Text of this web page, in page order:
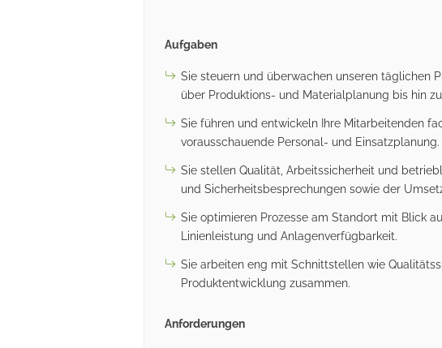
Aufgaben
Sie steuern und überwachen unseren täglichen
über Produktions- und Materialplanung bis hin
Sie führen und entwickeln Ihre Mitarbeitenden
vorausschauende Personal- und Einsatzplanung.
Sie stellen Qualität, Arbeitssicherheit und
und Sicherheitsbesprechungen sowie der
Sie optimieren Prozesse am Standort mit Blick
Linienleistung und Anlagenverfügbarkeit.
Sie arbeiten eng mit Schnittstellen wie
Produktentwicklung zusammen.
Anforderungen